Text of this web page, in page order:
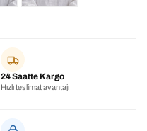
24 Saatte Kargo
Hızlı teslimat avantajı